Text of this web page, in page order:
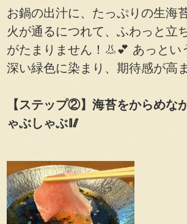
お鍋の出汁に、たっぷりの生海
火が通るにつれて、ふわっと立
がたまりません！👃💕 あっとい
深い緑色に染まり、期待感が高
【ステップ②】海苔をからめな
ゃぶしゃぶ🥢